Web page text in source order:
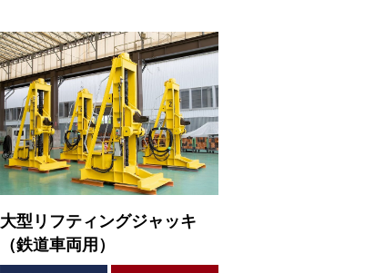
大型リフティングジャッキ
（鉄道車両用）